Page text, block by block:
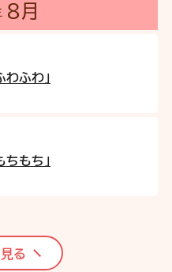
8月
わふわ」
ちもち」
る